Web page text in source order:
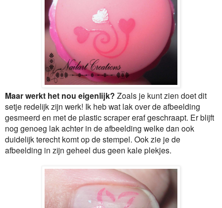
Maar werkt het nou eigenlijk? Zoals je kunt zien doet dit
setje redelijk zijn werk! Ik heb wat lak over de afbeelding
gesmeerd en met de plastic scraper eraf geschraapt. Er blijft
nog genoeg lak achter in de afbeelding welke dan ook
duidelijk terecht komt op de stempel. Ook zie je de
afbeelding in zijn geheel dus geen kale plekjes.